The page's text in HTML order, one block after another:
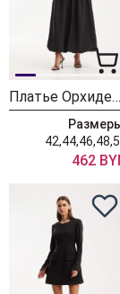
Платье ОрхидеяЛюкс 1515
462